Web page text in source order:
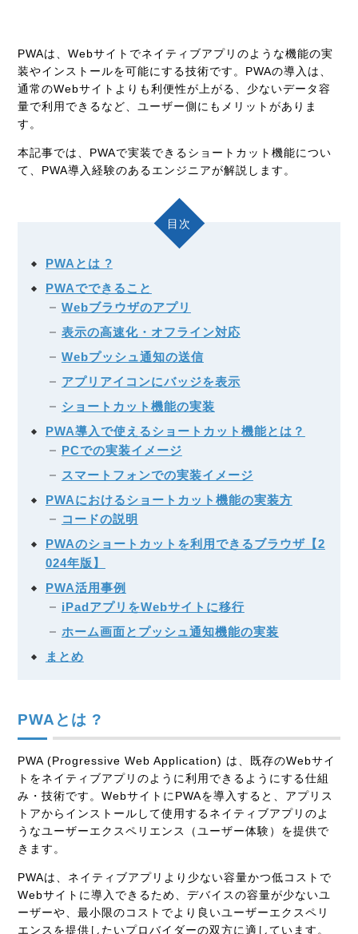
PWAは、Webサイトでネイティブアプリのような機能の実
装やインストールを可能にする技術です。PWAの導入は、
通常のWebサイトよりも利便性が上がる、少ないデータ容
量で利用できるなど、ユーザー側にもメリットがありま
す。
本記事では、PWAで実装できるショートカット機能につい
て、PWA導入経験のあるエンジニアが解説します。
目次
PWAとは ?
PWAでできること
Webブラウザのアプリ
表示の高速化・オフライン対応
Webプッシュ通知の送信
アプリアイコンにバッジを表示
ショートカット機能の実装
PWA導入で使えるショートカット機能とは？
PCでの実装イメージ
スマートフォンでの実装イメージ
PWAにおけるショートカット機能の実装方
コードの説明
PWAのショートカットを利用できるブラウザ【2
024年版】
PWA活用事例
iPadアプリをWebサイトに移行
ホーム画面とプッシュ通知機能の実装
まとめ
PWAとは ?
PWA (Progressive Web Application) は、既存のWebサイ
トをネイティブアプリのように利用できるようにする仕組
み・技術です。WebサイトにPWAを導入すると、アプリス
トアからインストールして使用するネイティブアプリのよ
うなユーザーエクスペリエンス（ユーザー体験）を提供で
きます。
PWAは、ネイティブアプリより少ない容量かつ低コストで
Webサイトに導入できるため、デバイスの容量が少ないユ
ーザーや、最小限のコストでより良いユーザーエクスペリ
エンスを提供したいプロバイダーの双方に適しています。